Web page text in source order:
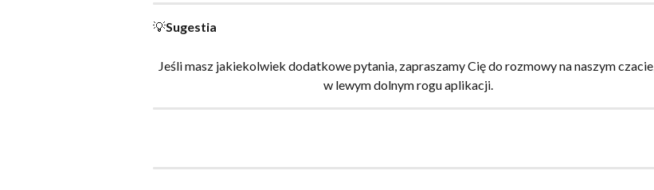
💡Sugestia
Jeśli masz jakiekolwiek dodatkowe pytania, zapraszamy Cię do rozmowy na naszym czacie,
w lewym dolnym rogu aplikacji.